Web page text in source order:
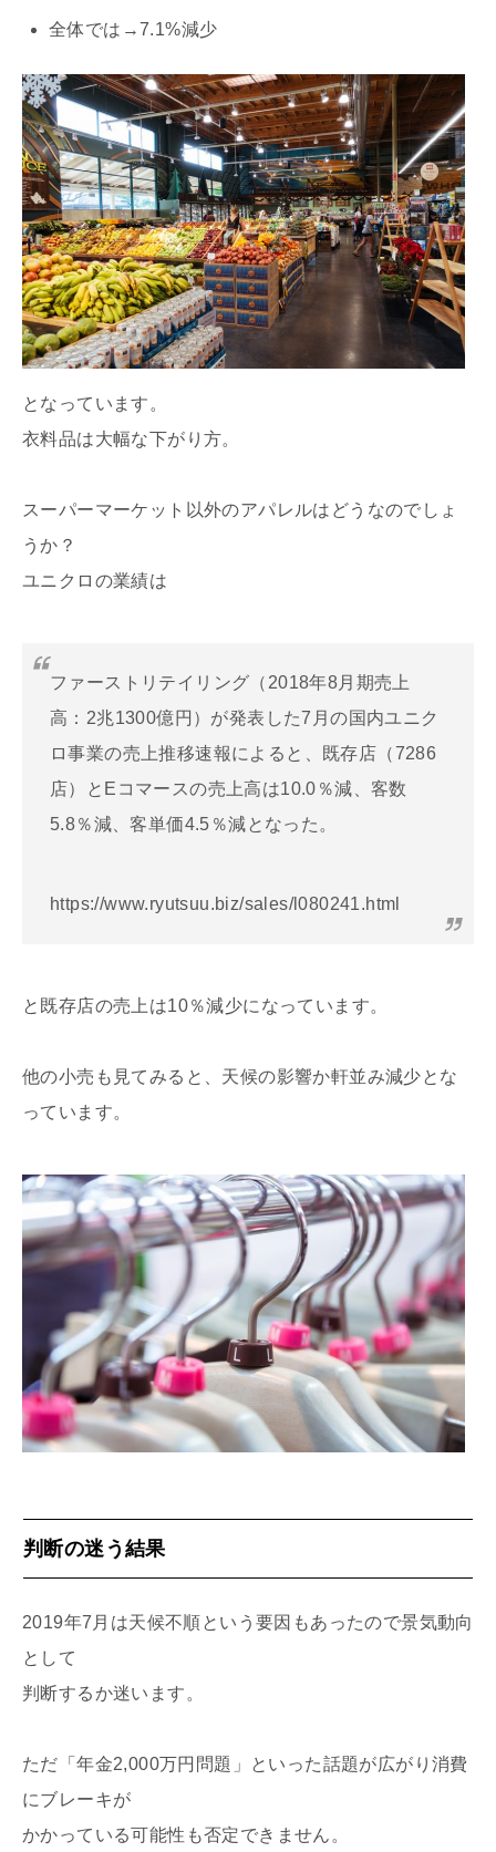
全体では→7.1%減少
となっています。
衣料品は大幅な下がり方。
スーパーマーケット以外のアパレルはどうなのでしょ
うか？
ユニクロの業績は
ファーストリテイリング（2018年8月期売上
高：2兆1300億円）が発表した7月の国内ユニク
ロ事業の売上推移速報によると、既存店（7286
店）とEコマースの売上高は10.0％減、客数
5.8％減、客単価4.5％減となった。
https://www.ryutsuu.biz/sales/l080241.html
と既存店の売上は10％減少になっています。
他の小売も見てみると、天候の影響か軒並み減少とな
っています。
判断の迷う結果
2019年7月は天候不順という要因もあったので景気動向
として
判断するか迷います。
ただ「年金2,000万円問題」といった話題が広がり消費
にブレーキが
かかっている可能性も否定できません。